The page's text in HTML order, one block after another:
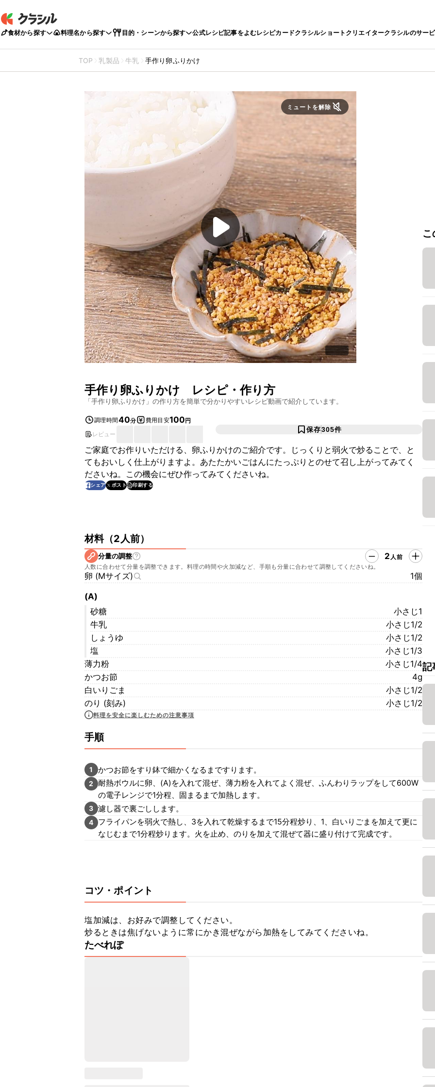
食材から探す 料理名から探す 目的・シーンから探す 公式レシピ記事をよむレシピカードクラシルショートクリエイタークラシルのサー
TOP 乳製品 牛乳 手作り卵ふりかけ
ミュートを解除
手作り卵ふりかけ レシピ・作り方
「手作り卵ふりかけ 」の作り方を簡単で分かりやすいレシピ動画で紹介しています。
調理時間40分 費用目安100円
レビュー
保存305件
ご家庭でお作りいただける、卵ふりかけのご紹介です。じっくりと弱火で炒ることで、と
てもおいしく仕上がりますよ。あたたかいごはんにたっぷりとのせて召し上がってみてく
ださいね。この機会にぜひ作ってみてくださいね。
シェア ポスト 印刷する
材料（2人前）
分量の調整 2 人前
人数に合わせて分量を調整できます。料理の時間や火加減など、手順も分量に合わせて調整してくださいね。
卵 (Mサイズ) 1個
(A)
砂糖
小さじ1
牛乳
小さじ1/2
しょうゆ
小さじ1/2
塩
小さじ1/3
薄力粉
小さじ1/4
かつお節
4g
白いりごま
小さじ1/2
のり (刻み)
小さじ1/2
料理を安全に楽しむための注意事項
手順
1 かつお節をすり鉢で細かくなるまですります。
2
耐熱ボウルに卵、(A)を入れて混ぜ、薄力粉を入れてよく混ぜ、ふんわりラップをして600W
の電子レンジで1分程、固まるまで加熱します。
3 濾し器で裏ごしします。
4
フライパンを弱火で熱し、3を入れて乾燥するまで15分程炒り、1、白いりごまを加えて更に
なじむまで1分程炒ります。火を止め、のりを加えて混ぜて器に盛り付けて完成です。
コツ・ポイント
塩加減は、お好みで調整してください。
炒るときは焦げないように常にかき混ぜながら加熱をしてみてくださいね。
たべれぽ
記